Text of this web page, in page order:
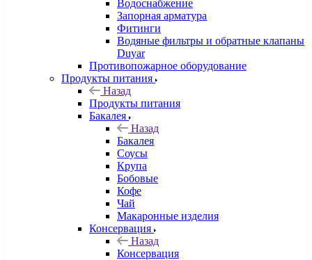
Водоснабжение
Запорная арматура
Фитинги
Водяные фильтры и обратные клапаны
Duyar
Противопожарное оборудование
Продукты питания
Назад
Продукты питания
Бакалея
Назад
Бакалея
Соусы
Крупа
Бобовые
Кофе
Чай
Макаронные изделия
Консервация
Назад
Консервация